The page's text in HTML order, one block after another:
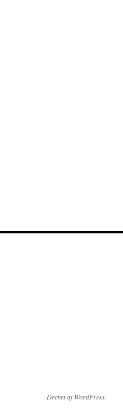
Drevet af WordPress.